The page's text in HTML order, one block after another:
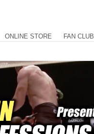
ONLINE STORE FAN CLUB